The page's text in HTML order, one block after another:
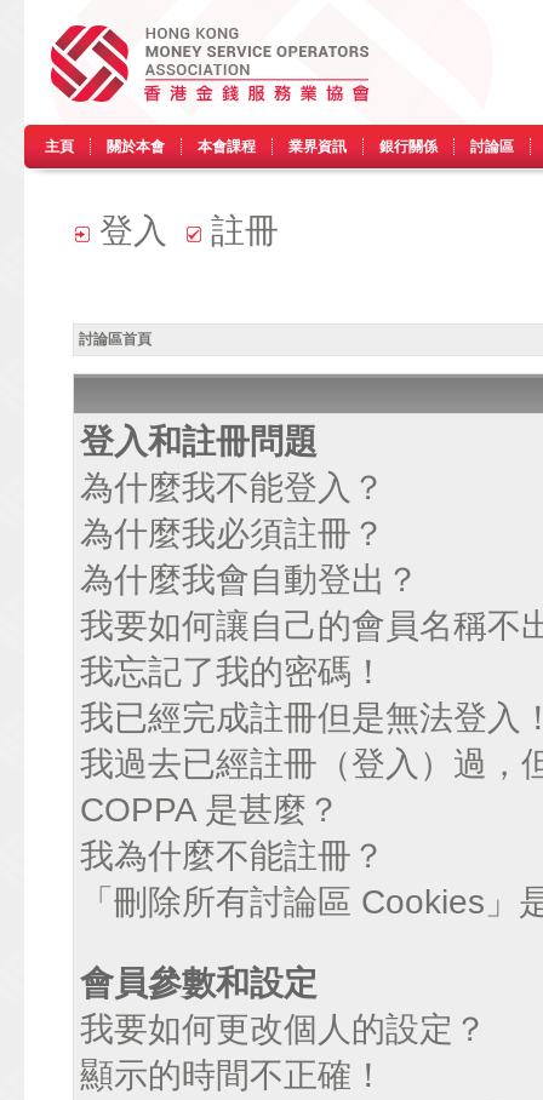
主頁 關於本會 本會課程 業界資訊 銀行關係 討論區
登入 註冊
討論區首頁
登入和註冊問題
為什麼我不能登入？
為什麼我必須註冊？
為什麼我會自動登出？
我要如何讓自己的會員名稱不
我忘記了我的密碼！
我已經完成註冊但是無法登入
我過去已經註冊（登入）過，
COPPA 是甚麼？
我為什麼不能註冊？
「刪除所有討論區 Cookies」
會員參數和設定
我要如何更改個人的設定？
顯示的時間不正確！